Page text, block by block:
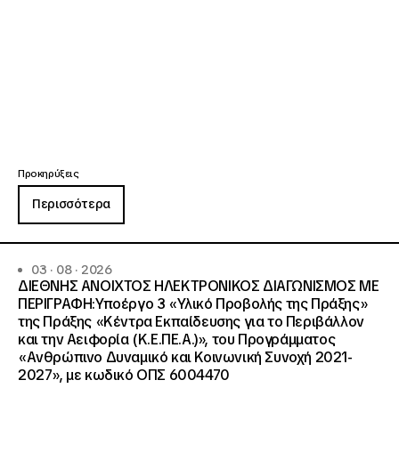
Προκηρύξεις
Περισσότερα
03 · 08 · 2026
ΔΙΕΘΝΗΣ ΑΝΟΙΧΤΟΣ ΗΛΕΚΤΡΟΝΙΚΟΣ ΔΙΑΓΩΝΙΣΜΟΣ ΜΕ
ΠΕΡΙΓΡΑΦΗ:Υποέργο 3 «Υλικό Προβολής της Πράξης»
της Πράξης «Κέντρα Εκπαίδευσης για το Περιβάλλον
και την Αειφορία (Κ.Ε.ΠΕ.Α.)», του Προγράμματος
«Ανθρώπινο Δυναμικό και Κοινωνική Συνοχή 2021-
2027», με κωδικό ΟΠΣ 6004470